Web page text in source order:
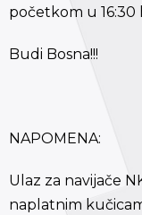
početkom u 16:30
Budi Bosna!!!
NAPOMENA:
Ulaz za navijače
naplatnim